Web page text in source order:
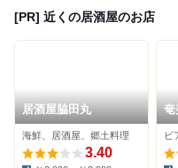
[PR] 近くの居酒屋のお店
居酒屋脇田丸
海鮮、居酒屋、郷土料理
3.40
奄